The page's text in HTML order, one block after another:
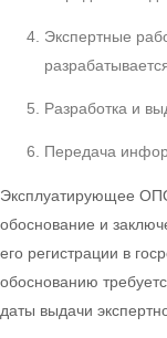
Экспертные
Разработка и
Передача
Эксплуатирующее
обоснование и
его регистрации в
обоснованию
даты выдачи